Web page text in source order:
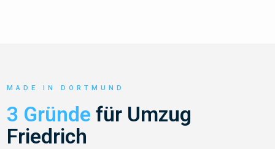
MADE IN DORTMUND
3 Gründe für Umzug
Friedrich